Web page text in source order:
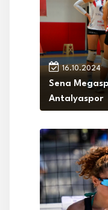
16.10.2024
Sena
Antalyaspor